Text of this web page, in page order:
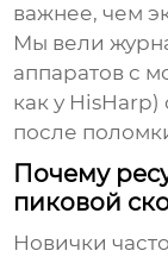
важнее, чем
Мы вели
аппаратов с
как у
после
Почему
пиковой
Новички